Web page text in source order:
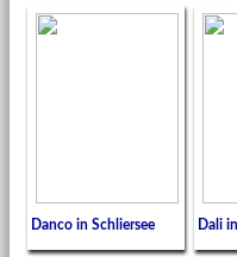
Danco in Schliersee Dali